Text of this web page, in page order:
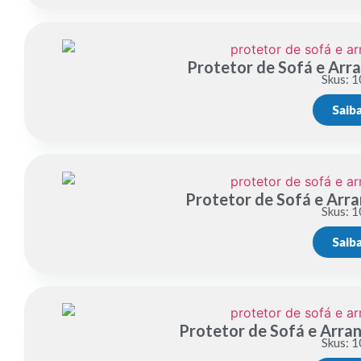
Protetor de Sofá e
Skus:
Protetor de Sofá e
Skus:
Protetor de Sofá e
Skus: